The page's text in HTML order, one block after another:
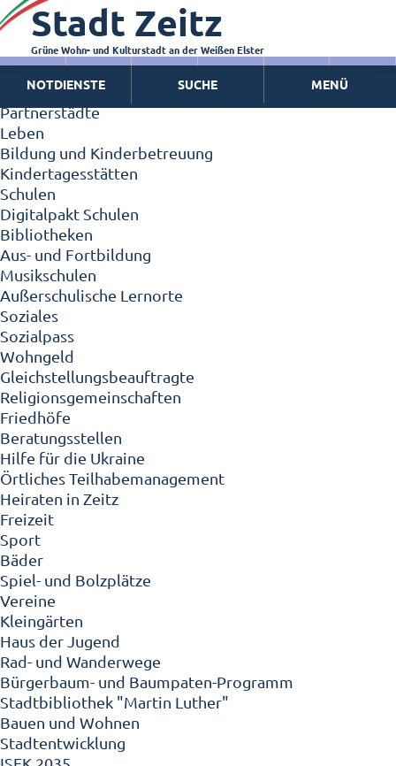
Zeitz - Die Kleinstadt
Willkommen in Zeitz!
Interview mit Oberbürgermeister Christian Thieme
Zeitz - Stadt der Zukunft
Ortschaften
Partnerstädte
Leben
Bildung und Kinderbetreuung
Kindertagesstätten
Schulen
Digitalpakt Schulen
Bibliotheken
Aus- und Fortbildung
Musikschulen
Außerschulische Lernorte
Soziales
Sozialpass
Wohngeld
Gleichstellungsbeauftragte
Religionsgemeinschaften
Friedhöfe
Beratungsstellen
Hilfe für die Ukraine
Örtliches Teilhabemanagement
Heiraten in Zeitz
Freizeit
Sport
Bäder
Spiel- und Bolzplätze
Vereine
Kleingärten
Haus der Jugend
Rad- und Wanderwege
Bürgerbaum- und Baumpaten-Programm
Stadtbibliothek "Martin Luther"
Bauen und Wohnen
Stadtentwicklung
Stadt Zeitz
Grüne Wohn- und Kulturstadt an der Weißen Elster
NOTDIENSTE SUCHE MENÜ